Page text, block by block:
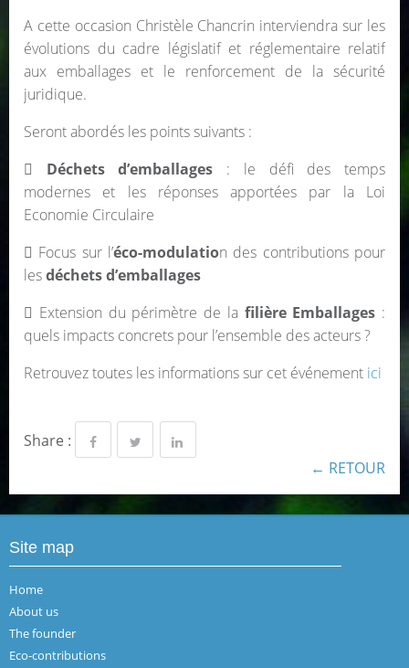
A cette occasion Christèle Chancrin interviendra sur les
évolutions du cadre législatif et réglementaire relatif
aux emballages et le renforcement de la sécurité
juridique.
Seront abordés les points suivants :
 Déchets d’emballages : le défi des temps
modernes et les réponses apportées par la Loi
Economie Circulaire
 Focus sur l’éco-modulation des contributions pour
lesdéchets d’emballages
 Extension du périmètre de la filière Emballages :
quels impacts concrets pour l’ensemble des acteurs ?
Retrouvez toutes les informations sur cet événement ici
Share :
← RETOUR
Site map
Home
About us
The founder
Eco-contributions